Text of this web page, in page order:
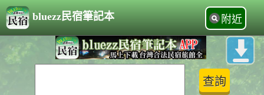
bluezz民宿筆記本 附近